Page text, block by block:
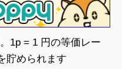
1p = 1 円の等価レー
貯められます